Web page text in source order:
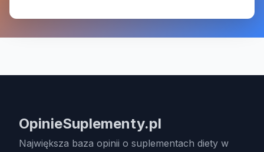
OpinieSuplementy.pl
Największa baza opinii o suplementach diety w